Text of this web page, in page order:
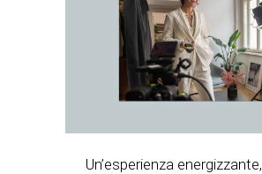
Un’esperienza energizzante,